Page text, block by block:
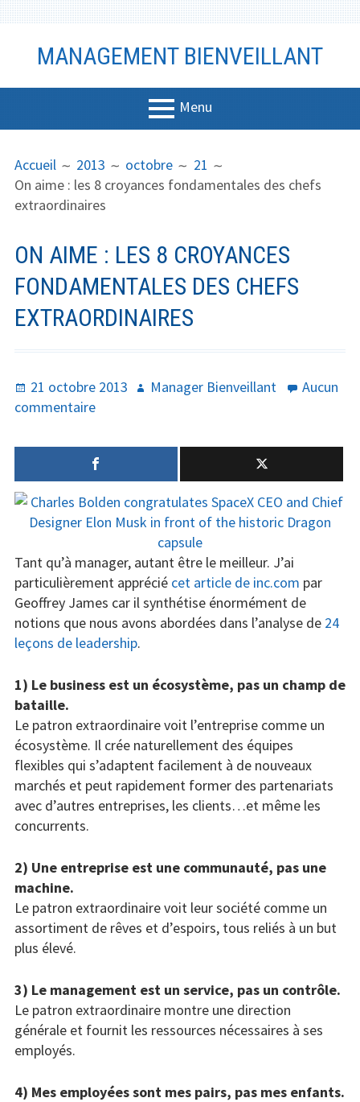
MANAGEMENT BIENVEILLANT
Menu
PRINCIPAL
Bien-être
Coaching
Communicati
on
Productivité
Santé
Marketing
Numérique
Livres
Outils
D'ARIANE
Accueil 2013 octobre
21
On aime : les 8 croyances fondamentales des chefs
extraordinaires
ON AIME : LES 8 CROYANCES
FONDAMENTALES DES CHEFS
EXTRAORDINAIRES
Publié
le
21 octobre 2013 Auteur
Manager Bienveillant
Aucun
commentairesur
aime
:
les
8
croyances
fondamentales
des
chefs
extraordinaires
Tant qu’à manager, autant être le meilleur. J’ai
particulièrement appréciécet article de inc.com par
Geoffrey James car il synthétise énormément de
notions que nous avons abordées dans l’analyse de 24
leçons de leadership.
1) Le business est un écosystème, pas un champ de
bataille.
Le patron extraordinaire voit l’entreprise comme un
écosystème. Il crée naturellement des équipes
flexibles qui s’adaptent facilement à de nouveaux
marchés et peut rapidement former des partenariats
avec d’autres entreprises, les clients…et même les
concurrents.
2) Une entreprise est une communauté, pas une
machine.
Le patron extraordinaire voit leur société comme un
assortiment de rêves et d’espoirs, tous reliés à un but
plus élevé.
3) Le management est un service, pas un contrôle.
Le patron extraordinaire montre une direction
générale et fournit les ressources nécessaires à ses
employés.
4) Mes employées sont mes pairs, pas mes enfants.